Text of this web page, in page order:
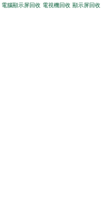
電腦顯示屏回收 電視機回收 顯示屏回收